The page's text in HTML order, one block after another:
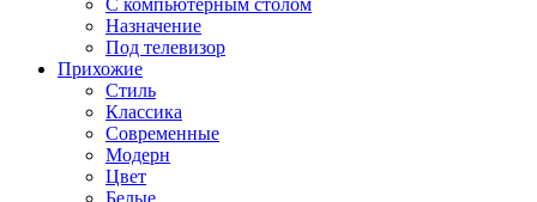
С компьютерным столом
Назначение
Под телевизор
Прихожие
Стиль
Классика
Современные
Модерн
Цвет
Белые